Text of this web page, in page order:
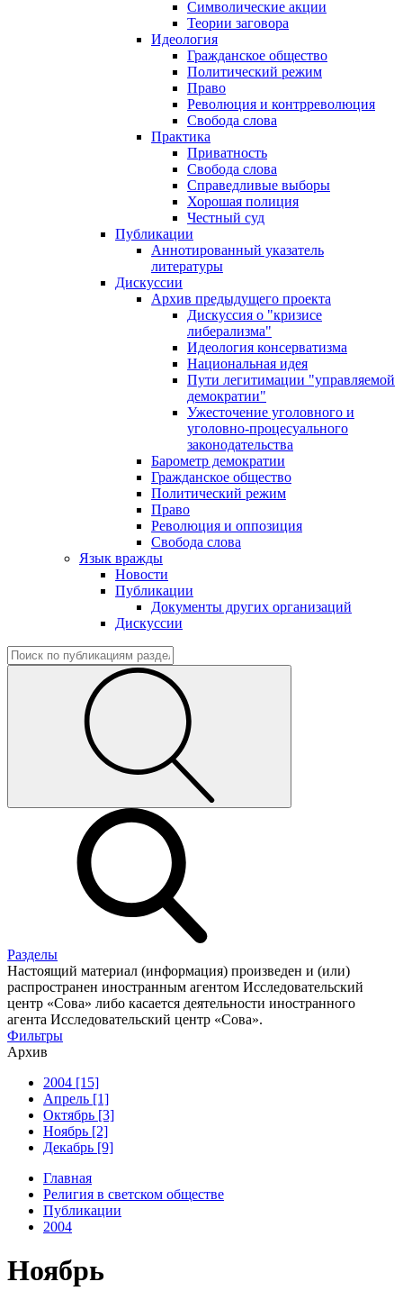
Символические акции
Теории заговора
Идеология
Гражданское общество
Политический режим
Право
Революция и контрреволюция
Свобода слова
Практика
Приватность
Свобода слова
Справедливые выборы
Хорошая полиция
Честный суд
Публикации
Аннотированный указатель
литературы
Дискуссии
Архив предыдущего проекта
Дискуссия о "кризисе
либерализма"
Идеология консерватизма
Национальная идея
Пути легитимации "управляемой
демократии"
Ужесточение уголовного и
уголовно-процесуального
законодательства
Барометр демократии
Гражданское общество
Политический режим
Право
Революция и оппозиция
Свобода слова
Язык вражды
Новости
Публикации
Документы других организаций
Дискуссии
Разделы
Настоящий материал (информация) произведен и (или)
распространен иностранным агентом Исследовательский
центр «Сова» либо касается деятельности иностранного
агента Исследовательский центр «Сова».
Фильтры
Архив
2004 [15]
Апрель [1]
Октябрь [3]
Ноябрь [2]
Декабрь [9]
Главная
Религия в светском обществе
Публикации
2004
Ноябрь